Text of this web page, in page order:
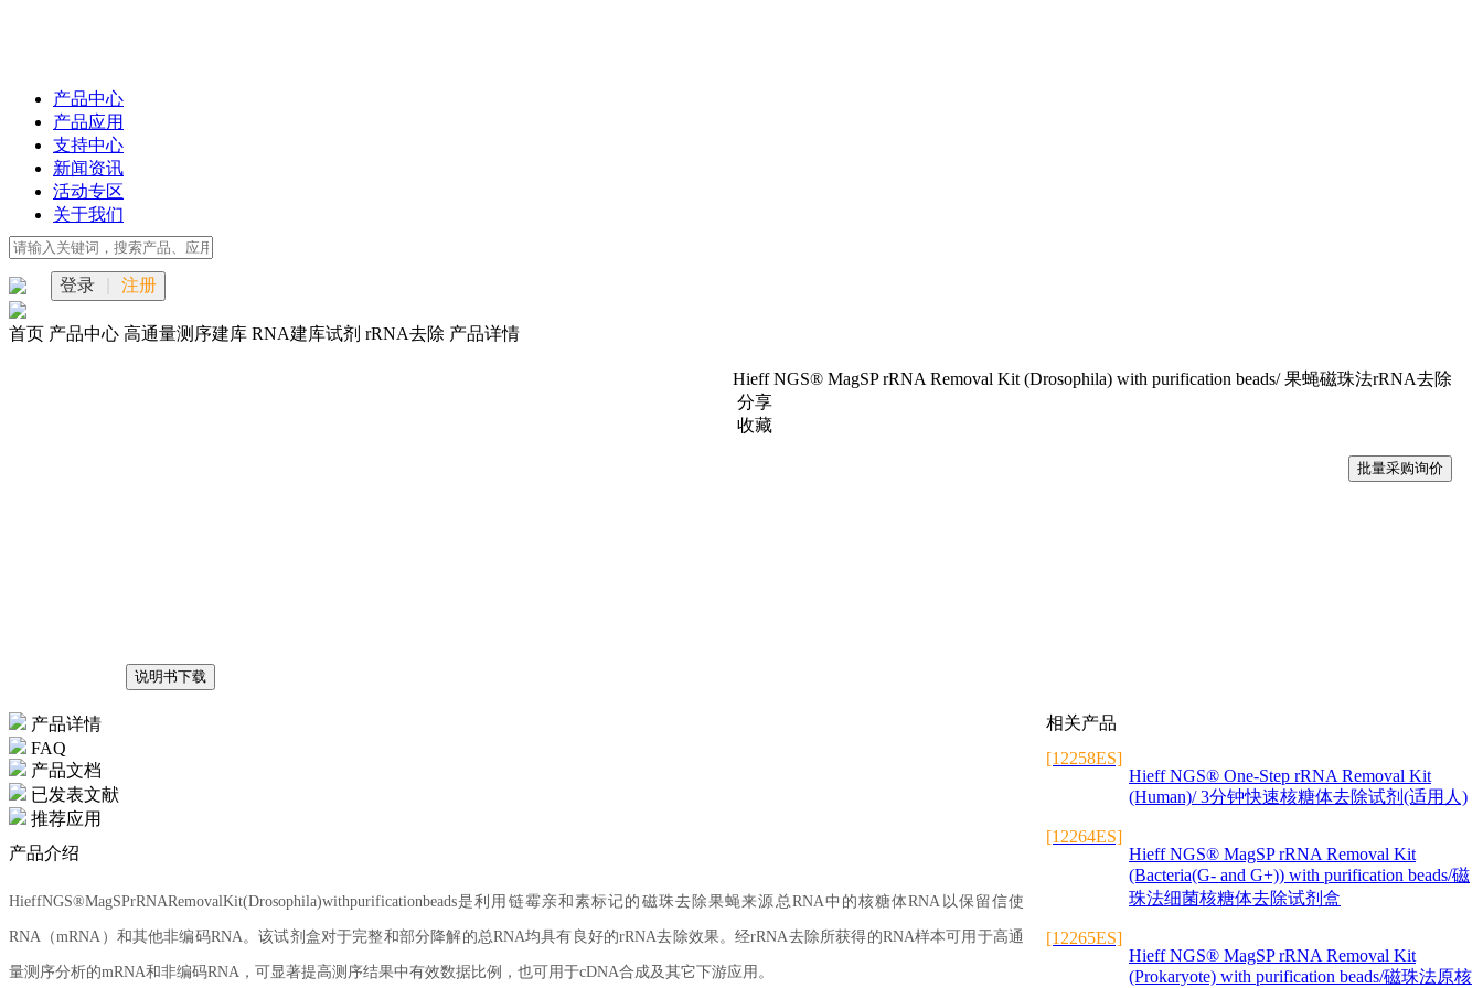
产品中心
产品应用
支持中心
新闻资讯
活动专区
关于我们
登录 注册
首页 产品中心 高通量测序建库 RNA建库试剂 rRNA去除 产品详情
说明书下载
Hieff NGS® MagSP rRNA Removal Kit (Drosophila) with purification beads/ 果蝇磁珠法rRNA去除
分享
收藏
批量采购询价
产品详情
FAQ
产品文档
已发表文献
推荐应用
产品介绍
HieffNGS®MagSPrRNARemovalKit(Drosophila)withpurificationbeads是利用链霉亲和素标记的磁珠去除果蝇来源总RNA中的核糖体RNA以保留信使
RNA（mRNA）和其他非编码RNA。该试剂盒对于完整和部分降解的总RNA均具有良好的rRNA去除效果。经rRNA去除所获得的RNA样本可用于高通
量测序分析的mRNA和非编码RNA，可显著提高测序结果中有效数据比例，也可用于cDNA合成及其它下游应用。
相关产品
[12258ES]
Hieff NGS® One-Step rRNA Removal Kit
(Human)/ 3分钟快速核糖体去除试剂(适用人)
[12264ES]
Hieff NGS® MagSP rRNA Removal Kit
(Bacteria(G- and G+)) with purification beads/磁
珠法细菌核糖体去除试剂盒
[12265ES]
Hieff NGS® MagSP rRNA Removal Kit
(Prokaryote) with purification beads/磁珠法原核